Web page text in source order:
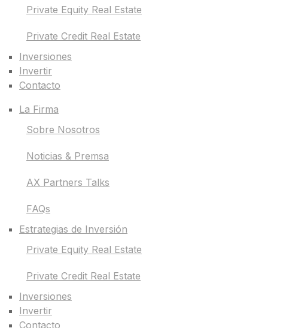
Private Equity Real Estate
Private Credit Real Estate
Inversiones
Invertir
Contacto
La Firma
Sobre Nosotros
Noticias & Premsa
AX Partners Talks
FAQs
Estrategias de Inversión
Private Equity Real Estate
Private Credit Real Estate
Inversiones
Invertir
Contacto